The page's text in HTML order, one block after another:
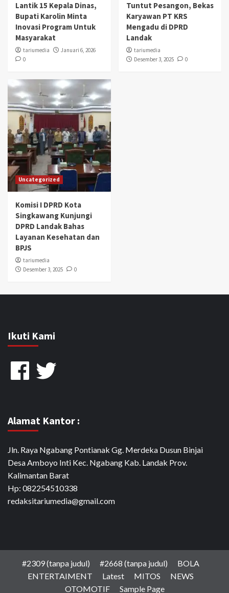
Lantik 15 Kepala Dinas,
Bupati Karolin Minta
Inovasi Program Untuk
Masyarakat
tariumedia
Januari 6, 2026
0
Tuntut Pesangon, Bekas
Karyawan PT KRS
Mengadu di DPRD
Landak
tariumedia
Desember 3, 2025
0
Uncategorized
Komisi I DPRD Kota
Singkawang Kunjungi
DPRD Landak Bahas
Layanan Kesehatan dan
BPJS
tariumedia
Desember 3, 2025
0
Ikuti Kami
FacebookTwitter
Alamat Kantor :
Jln. Raya Ngabang Pontianak Gg. Merdeka Dusun Binjai
Desa Amboyo Inti Kec. Ngabang Kab. Landak Prov.
Kalimantan Barat
Hp: 082254510338
redaksitariumedia@gmail.com
#2309 (tanpa judul) #2668 (tanpa judul)
BOLA
ENTERTAIMENT
Latest MITOS
NEWS
OTOMOTIF
Sample Page